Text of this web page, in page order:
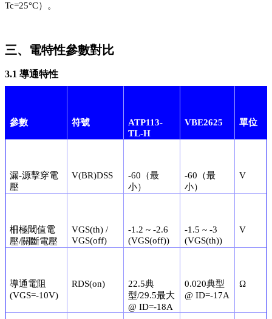
Tc=25°C）。
三、電特性參數對比
3.1 導通特性
參數 符號
ATP113-
TL-H
VBE2625 單位
漏-源擊穿電
壓
V(BR)DSS
-60（最
小）
-60（最
小）
V
柵極閾值電
壓/關斷電壓
VGS(th) /
VGS(off)
-1.2 ~ -2.6
(VGS(off))
-1.5 ~ -3
(VGS(th))
V
導通電阻
(VGS=-10V)
RDS(on)
22.5典
型/29.5最大
@ ID=-18A
0.020典型
@ ID=-17A
Ω